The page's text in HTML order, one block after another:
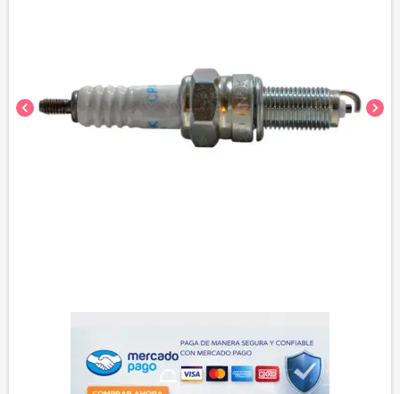
chevron_left chevron_right